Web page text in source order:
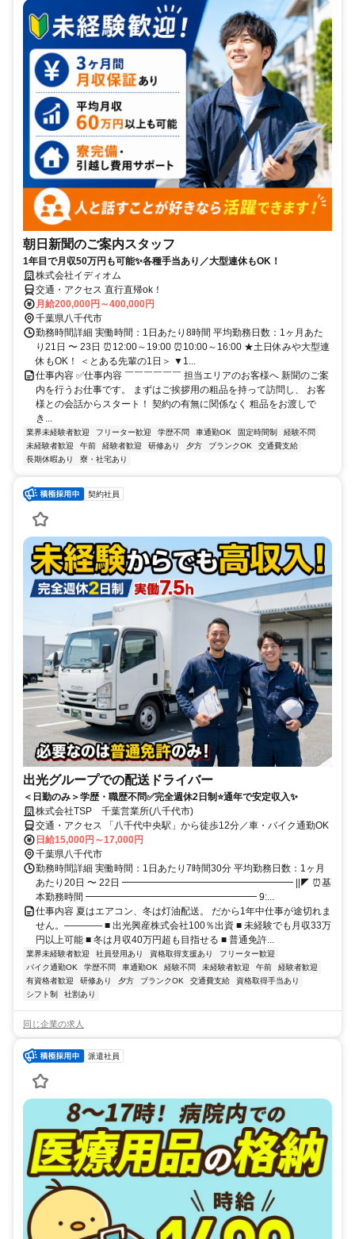
朝日新聞のご案内スタッフ
1年目で月収50万円も可能✨各種手当あり／大型連休もOK！
株式会社イディオム
交通・アクセス 直行直帰ok！
月給200,000円～400,000円
千葉県八千代市
勤務時間詳細 実働時間：1日あたり8時間 平均勤務日数：1ヶ月あた
り21日 〜 23日 ⏰12:00～19:00 ⏰10:00～16:00 ★土日休みや大型連
休もOK！ ＜とある先輩の1日＞ ▼1...
仕事内容 ✅仕事内容 ￣￣￣￣￣￣ 担当エリアのお客様へ 新聞のご案
内を行うお仕事です。 まずはご挨拶用の粗品を持って訪問し、 お客
様との会話からスタート！ 契約の有無に関係なく 粗品をお渡しで
き...
業界未経験者歓迎 フリーター歓迎 学歴不問 車通勤OK 固定時間制
経験不問
未経験者歓迎
午前 経験者歓迎 研修あり 夕方 ブランクOK
交通費支給
長期休暇あり
寮・社宅あり
契約社員
出光グループでの配送ドライバー
＜日勤のみ＞学歴・職歴不問✅完全週休2日制⭐通年で安定収入✨
株式会社TSP 千葉営業所(八千代市)
交通・アクセス 「八千代中央駅」から徒歩12分／車・バイク通勤OK
日給15,000円～17,000円
千葉県八千代市
勤務時間詳細 実働時間：1日あたり7時間30分 平均勤務日数：1ヶ月
あたり20日 〜 22日 ━━━━━━━━━━━━━━━━━━ ||◤ ⏰基
本勤務時間 ━━━━━━━━━━━━━━━━━━ 9:...
仕事内容 夏はエアコン、冬は灯油配送。 だから1年中仕事が途切れま
せん。―――― ■ 出光興産株式会社100％出資 ■ 未経験でも月収33万
円以上可能 ■ 冬は月収40万円超も目指せる ■ 普通免許...
業界未経験者歓迎 社員登用あり 資格取得支援あり
フリーター歓迎
バイク通勤OK
学歴不問 車通勤OK 経験不問 未経験者歓迎 午前
経験者歓迎
有資格者歓迎
研修あり 夕方 ブランクOK 交通費支給
資格取得手当あり
シフト制
社割あり
同じ企業の求人
派遣社員